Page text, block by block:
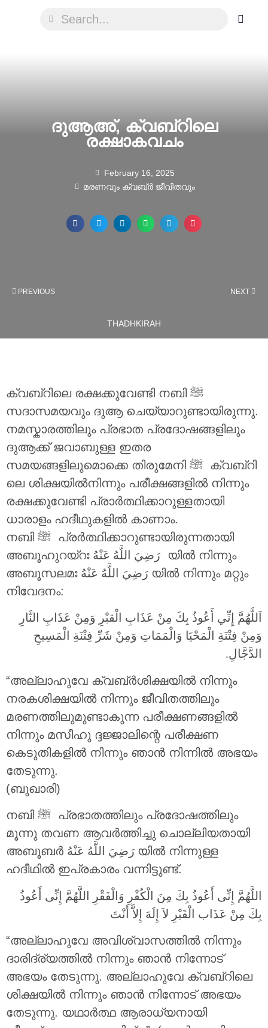
ദുആഅ്, ക്വബ്റിലെ
രക്ഷാകവചം
February 16, 2025
മരണവും ക്വബ്ർ ജീവിതവും
PREVIOUS NEXT
THADHKIRAH
ക്വബ്റിലെ രക്ഷക്കുവേണ്ടി നബി ‎ﷺ
സദാസമയവും ദുആ ചെയ്യാറുണ്ടായിരുന്നു.
നമസ്കാരത്തിലും പ്രഭാത പ്രദോഷങ്ങളിലും
ദുആക്ക് ജവാബുള്ള ഇതര
സമയങ്ങളിലുമൊക്കെ തിരുമേനി ‎ﷺ ക്വബ്റി
ലെ ശിക്ഷയിൽനിന്നും പരീക്ഷങ്ങളിൽ നിന്നും
രക്ഷക്കുവേണ്ടി പ്രാർത്ഥിക്കാറുള്ളതായി
ധാരാളം ഹദീഥുകളിൽ കാണാം.
നബി ‎ﷺ പ്രർത്ഥിക്കാറുണ്ടായിരുന്നതായി
അബൂഹുറയ്റഃ رَضِيَ اللَّهُ عَنْهُ യിൽ നിന്നും
അബൂസലമഃ
യിൽ നിന്നും മറ്റും
നിവേദനം:
اَللَّهُمَّ إِنِّي أَعُوذُ بِكَ مِنْ عَذَابِ الْقبْرِ وَمِنْ عَذَابِ النَّارِ
وَمِنْ فِتْنَةِ الْمَحْيَا وَالْمَمَاتِ وَمِنْ شَرِّ فِتْنَةِ الْمَسِيحِ
الدَّجَّالِ.
“അല്ലാഹുവേ ക്വബ്ർശിക്ഷയിൽ നിന്നും
നരകശിക്ഷയിൽ നിന്നും ജീവിതത്തിലും
മരണത്തിലുമുണ്ടാകുന്ന പരീക്ഷണങ്ങളിൽ
നിന്നും മസീഹു ദ്ദജ്ജാലിന്റെ പരീക്ഷണ
കെടുതികളിൽ നിന്നും ഞാൻ നിന്നിൽ അഭയം
തേടുന്നു.
(ബുഖാരി)
നബി ‎ﷺ പ്രഭാതത്തിലും പ്രദോഷത്തിലും
മൂന്നു തവണ ആവർത്തിച്ചു ചൊല്ലിയതായി
അബൂബർ
യിൽ നിന്നുള്ള
ഹദീഥിൽ ഇപ്രകാരം വന്നിട്ടുണ്ട്.
اللَّهُمَّ إِنِّى أَعُوذُ بِكَ مِنَ الْكُفْرِ وَالْفَقْرِ اللَّهُمَّ إِنِّى أَعُوذُ
بِكَ مِنْ عَذَاب الْقَبْرِ لاَ إِلَهَ إِلاَّ أَنْتَ
“അല്ലാഹുവേ അവിശ്വാസത്തിൽ നിന്നും
ദാരിദ്ര്യത്തിൽ നിന്നും ഞാൻ നിന്നോട്
അഭയം തേടുന്നു. അല്ലാഹുവേ ക്വബ്റിലെ
ശിക്ഷയിൽ നിന്നും ഞാൻ നിന്നോട് അഭയം
തേടുന്നു. യഥാർത്ഥ ആരാധ്യനായി